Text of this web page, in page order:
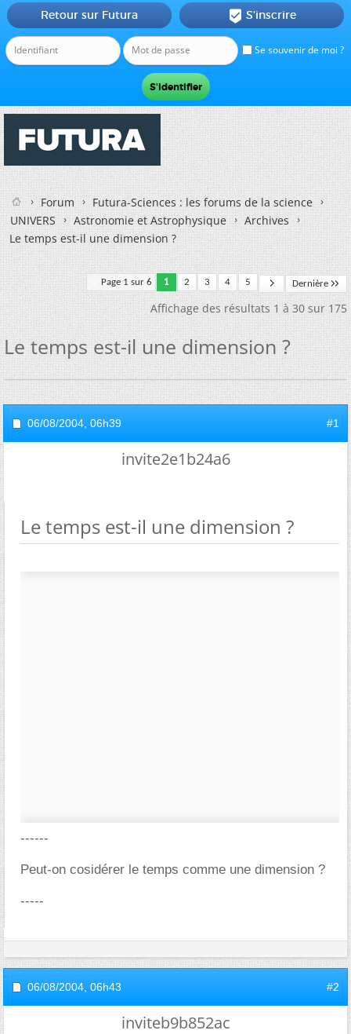
Se souvenir de moi ?
Retour sur Futura  S'inscrire
Forum
Futura-Sciences : les forums de la science
UNIVERS
Astronomie et Astrophysique
Archives
Le temps est-il une dimension ?
Page 1 sur 6 1 2 3 4 5 Dernière
Affichage des résultats 1 à 30 sur 175
Le temps est-il une dimension ?
06/08/2004, 06h39 #1
invite2e1b24a6
Le temps est-il une dimension ?
------
Peut-on cosidérer le temps comme une dimension ?
-----
06/08/2004, 06h43 #2
inviteb9b852ac